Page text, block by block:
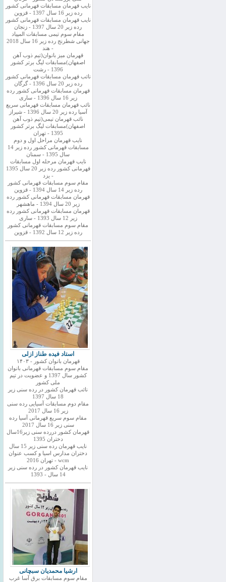
نایب قهرمان مسابقات قهرمانی کشور
رده زیر 16 سال 1397 - قزوین
نایب قهرمان مسابقات قهرمانی کشور
رده زیر 20 سال 1397 - زنجان
مقام سوم تیمی مسابقات المپیاد
جهانی شطرنج رده زیر 16 سال 2018
- هند
قهرمان میز بانوان(تیم ذوب آهن
اصفهان)مسابقات لیگ برتر کشور
1396 - رشت
نائب قهرمان مسابقات قهرمانی کشور
رده زیر 20 سال 1396 - گرگان
قهرمان مسابقات قهرمانی کشور رده
زیر 16 سال 1396 - ساری
نائب قهرمان مسابقات قهرمانی سریع
آسیا رده زیر 20 سال 1396 - شیراز
نائب قهرمان تیمی(تیم ذوب آهن
اصفهان)مسابقات لیگ برتر کشور
1395 - تهران
نایب قهرمان مراحل اول و دوم
مسابقات قهرمانی کشور رده زیر 14
سال 1395 - سمنان
نایب قهرمان مرحله اول مسابقات
قهرمانی کشور رده زیر 20 سال 1395
- یزد
مقام سوم مسابقات قهرمانی کشور
رده زیر 14 سال 1394 - قزوین
قهرمان مسابقات قهرمانی کشور رده
زیر 20 سال 1394 - ماهشهر
قهرمان مسابقات قهرمانی کشور رده
زیر 12 سال 1393 - ساری
مقام سوم مسابقات قهرمانی کشور
رده زیر 12 سال 1392 - قزوین
استاد فیده طناز ازلی
قهرمان بانوان کشور - ۱۴۰۳
مقام سوم مسابقات قهرمانی بانوان
کشور سال 1397 و عضویت در تیم
ملی کشور
نائب قهرمان کشور در رده سنی زیر
18 سال 1397
مقام دوم مسابقات آسیایی رده سنی
زیر 16 سال 2017
مقام سوم سریع قهرمانی آسیا رده
سنی زیر 16 سال 2017
قهرمان کشور دررده سنی زیر16سال
دختران 1395
نایب قهرمان رده سنی زیر 15 سال
دختران مدارس اسیا و کسب عنوان
wcm - تهران 2016
نایب قهرمان کشور در رده سنی زیر
14 سال - 1393
ارشیا محمدیان سبچانی
مقام سوم مسابقات برق آسا غرب